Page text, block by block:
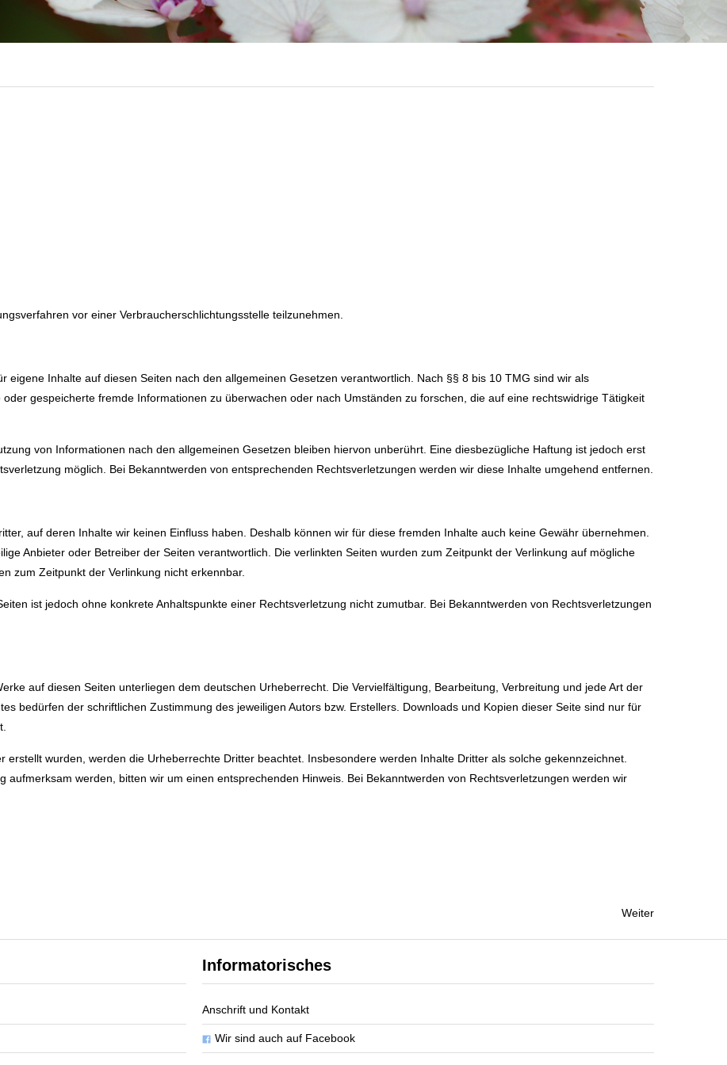
vor einer Verbraucherschlichtungsstelle teilzunehmen.
eigene Inhalte auf diesen Seiten nach den allgemeinen Gesetzen verantwortlich. Nach §§ 8 bis 10 TMG sind wir als
gespeicherte fremde Informationen zu überwachen oder nach Umständen zu forschen, die auf eine rechtswidrige Tätigkeit
von Informationen nach den allgemeinen Gesetzen bleiben hiervon unberührt. Eine diesbezügliche Haftung ist jedoch erst
möglich. Bei Bekanntwerden von entsprechenden Rechtsverletzungen werden wir diese Inhalte umgehend entfernen.
auf deren Inhalte wir keinen Einfluss haben. Deshalb können wir für diese fremden Inhalte auch keine Gewähr übernehmen.
Anbieter oder Betreiber der Seiten verantwortlich. Die verlinkten Seiten wurden zum Zeitpunkt der Verlinkung auf mögliche
zum Zeitpunkt der Verlinkung nicht erkennbar.
ist jedoch ohne konkrete Anhaltspunkte einer Rechtsverletzung nicht zumutbar. Bei Bekanntwerden von Rechtsverletzungen
auf diesen Seiten unterliegen dem deutschen Urheberrecht. Die Vervielfältigung, Bearbeitung, Verbreitung und jede Art der
bedürfen der schriftlichen Zustimmung des jeweiligen Autors bzw. Erstellers. Downloads und Kopien dieser Seite sind nur für
erstellt wurden, werden die Urheberrechte Dritter beachtet. Insbesondere werden Inhalte Dritter als solche gekennzeichnet.
aufmerksam werden, bitten wir um einen entsprechenden Hinweis. Bei Bekanntwerden von Rechtsverletzungen werden wir
Weiter
Informatorisches
Anschrift und Kontakt
Wir sind auch auf Facebook